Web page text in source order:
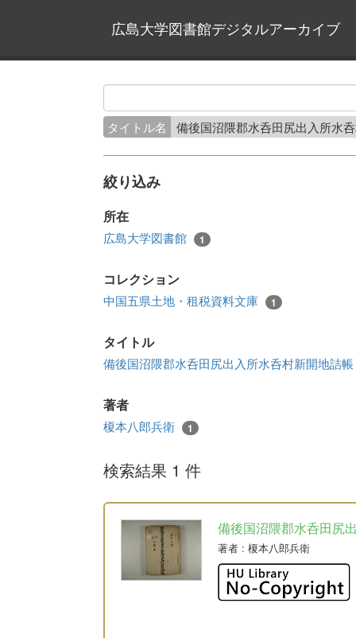
広島大学図書館デジタルアーカイブ
タイトル名 備後国沼隈郡水呑田尻出入所水
絞り込み
所在
広島大学図書館 1
コレクション
中国五県土地・租税資料文庫 1
タイトル
備後国沼隈郡水呑田尻出入所水呑村新開地詰帳
著者
榎本八郎兵衛 1
検索結果 1 件
備後国沼隈郡水呑田尻
著者 : 榎本八郎兵衛